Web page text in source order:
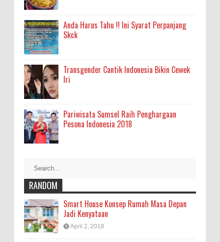
Anda Harus Tahu !! Ini Syarat Perpanjang
Skck
Transgender Cantik Indonesia Bikin Cewek
Iri
Pariwisata Sumsel Raih Penghargaan
Pesona Indonesia 2018
RANDOM
Smart House Konsep Rumah Masa Depan
Jadi Kenyataan
April 2, 2018